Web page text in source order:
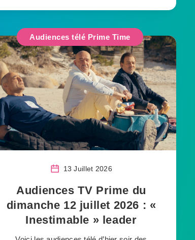
Audiences télé Prime Time
13 Juillet 2026
Audiences TV Prime du
dimanche 12 juillet 2026 : «
Inestimable » leader